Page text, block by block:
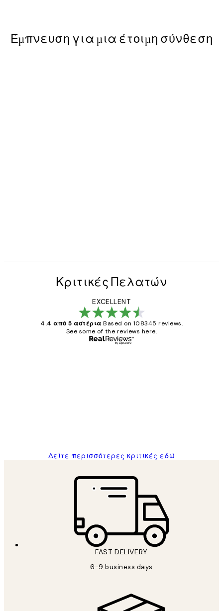
Έμπνευση για μια έτοιμη σύνθεση
Κριτικές Πελατών
EXCELLENT
4.4 από 5 αστέρια Based on 108345 reviews.
See some of the reviews here.
Δείτε περισσότερες κριτικές εδώ
FAST DELIVERY
6-9 business days